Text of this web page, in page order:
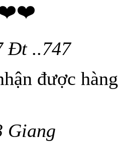
Đt ..747
được
Giang